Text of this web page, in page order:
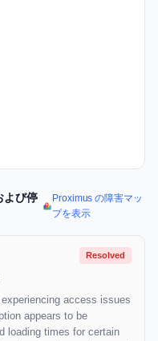
よび停
Proximus の障害マッ
プを表示
Resolved
access issues
appears to be
loading times for certain